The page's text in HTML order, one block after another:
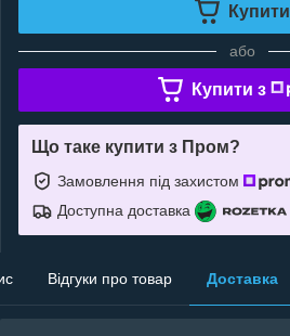
Купити
або
Купити з
Що таке купити з Пром?
Замовлення під захистом
Доступна доставка
Відгуки про товар Доставка